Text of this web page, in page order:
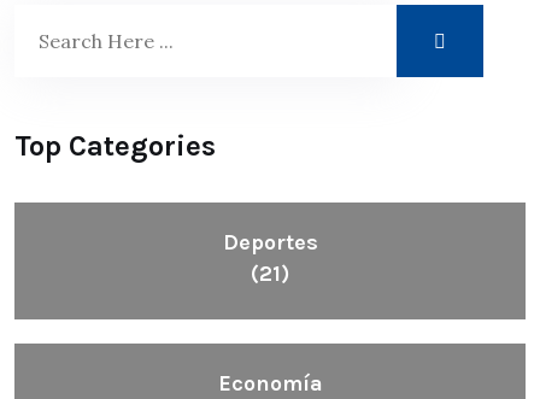
Top Categories
Deportes
(21)
Economía